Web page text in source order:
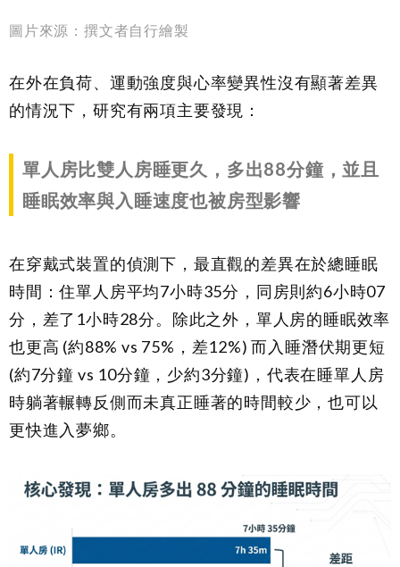
圖片來源：撰文者自行繪製
在外在負荷、運動強度與心率變異性沒有顯著差異
的情況下，研究有兩項主要發現：
單人房比雙人房睡更久，多出88分鐘，並且
睡眠效率與入睡速度也被房型影響
在穿戴式裝置的偵測下，最直觀的差異在於總睡眠
時間：住單人房平均7小時35分，同房則約6小時07
分，差了1小時28分。除此之外，單人房的睡眠效率
也更高 (約88% vs 75%，差12%) 而入睡潛伏期更短
(約7分鐘 vs 10分鐘，少約3分鐘)，代表在睡單人房
時躺著輾轉反側而未真正睡著的時間較少，也可以
更快進入夢鄉。